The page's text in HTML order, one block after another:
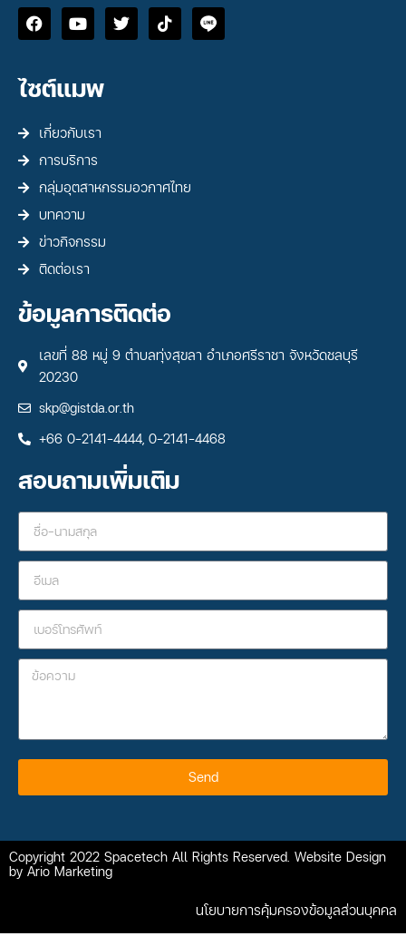
ไซต์แมพ
เกี่ยวกับเรา
การบริการ
กลุ่มอุตสาหกรรมอวกาศไทย
บทความ
ข่าวกิจกรรม
ติดต่อเรา
ข้อมูลการติดต่อ
เลขที่ 88 หมู่ 9 ตำบลทุ่งสุขลา อำเภอศรีราชา จังหวัดชลบุรี
20230
skp@gistda.or.th
+66 0-2141-4444, 0-2141-4468
สอบถามเพิ่มเติม
Send
Copyright 2022 Spacetech All Rights Reserved. Website Design
by Ario Marketing
นโยบายการคุ้มครองข้อมูลส่วนบุคคล